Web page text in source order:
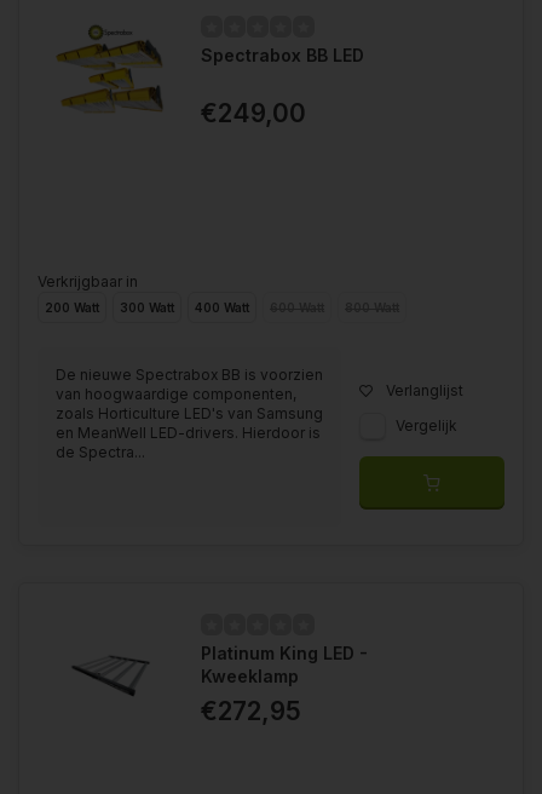
Spectrabox BB LED
€249,00
Verkrijgbaar in
200 Watt 300 Watt 400 Watt
De nieuwe Spectrabox BB is voorzien
van hoogwaardige componenten,
zoals Horticulture LED's van Samsung
en MeanWell LED-drivers. Hierdoor is
de Spectra...
Verlanglijst
Vergelijk
Platinum King LED -
Kweeklamp
€272,95